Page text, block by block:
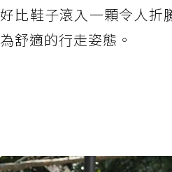
好比鞋子滾入一顆令人折
為舒適的行走姿態。